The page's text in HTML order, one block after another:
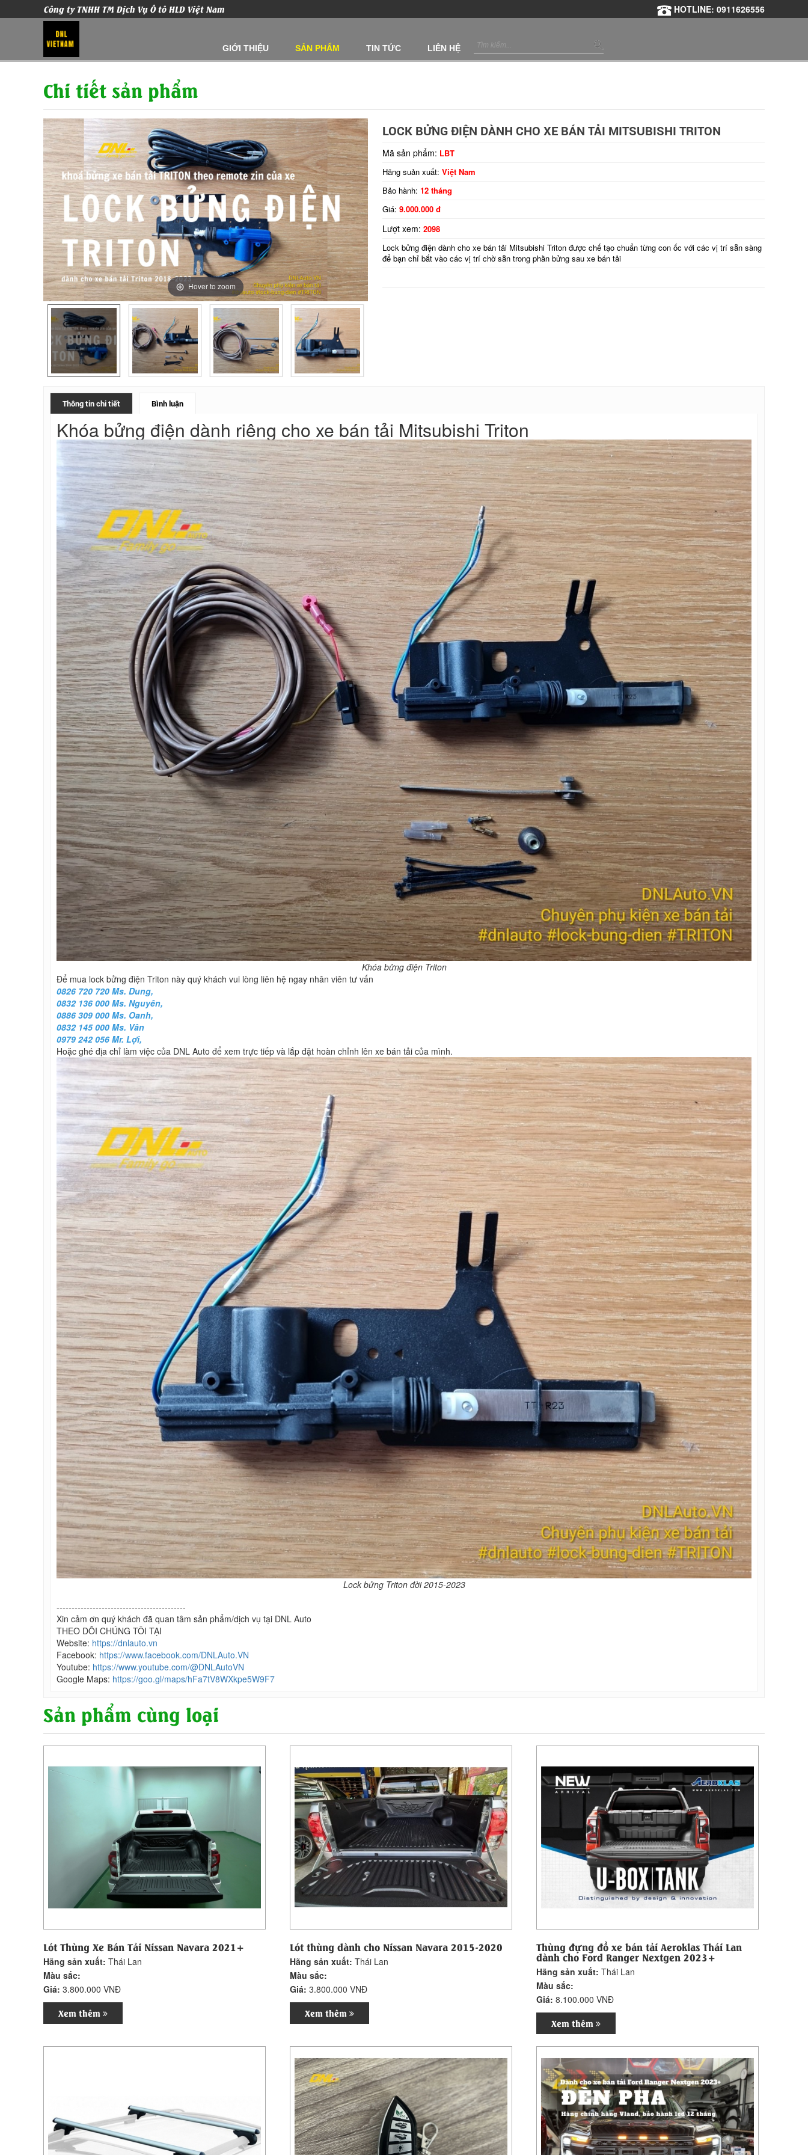
Công ty TNHH TM Dịch Vụ Ô tô HLD Việt Nam HOTLINE: 0911626556
GIỚI THIỆU SẢN PHẨM TIN TỨC LIÊN HỆ
Chi tiết sản phẩm
Hover to zoom
LOCK BỬNG ĐIỆN DÀNH CHO XE BÁN TẢI MITSUBISHI TRITON
Mã sản phẩm: LBT
Hãng suản xuất: Việt Nam
Bảo hành: 12 tháng
Giá: 9.000.000 đ
Lượt xem: 2098
Lock bửng điện dành cho xe bán tải Mitsubishi Triton được chế tạo chuẩn từng con ốc với các vị trí sẵn sàng
để bạn chỉ bắt vào các vị trí chờ sẵn trong phần bửng sau xe bán tải
Thông tin chi tiết Bình luận
Khóa bửng điện dành riêng cho xe bán tải Mitsubishi Triton
Khóa bửng điện Triton
Để mua lock bửng điện Triton này quý khách vui lòng liên hệ ngay nhân viên tư vấn
0826 720 720 Ms. Dung,
0832 136 000 Ms. Nguyên,
0886 309 000 Ms. Oanh,
0832 145 000 Ms. Vân
0979 242 056 Mr. Lợi,
Hoặc ghé địa chỉ làm việc của DNL Auto để xem trực tiếp và lắp đặt hoàn chỉnh lên xe bán tải của mình.
Lock bửng Triton đời 2015-2023
-------------------------------------------
Xin cảm ơn quý khách đã quan tâm sản phẩm/dịch vụ tại DNL Auto
THEO DÕI CHÚNG TÔI TẠI
Website: https://dnlauto.vn
Facebook: https://www.facebook.com/DNLAuto.VN
Youtube: https://www.youtube.com/@DNLAutoVN
Google Maps: https://goo.gl/maps/hFa7tV8WXkpe5W9F7
Sản phẩm cùng loại
Lót Thùng Xe Bán Tải Nissan Navara 2021+
Hãng sản xuất: Thái Lan
Màu sắc:
Giá: 3.800.000 VNĐ
Xem thêm
Lót thùng dành cho Nissan Navara 2015-2020
Hãng sản xuất: Thái Lan
Màu sắc:
Giá: 3.800.000 VNĐ
Xem thêm
Thùng đựng đồ xe bán tải Aeroklas Thái Lan
dành cho Ford Ranger Nextgen 2023+
Hãng sản xuất: Thái Lan
Màu sắc:
Giá: 8.100.000 VNĐ
Xem thêm